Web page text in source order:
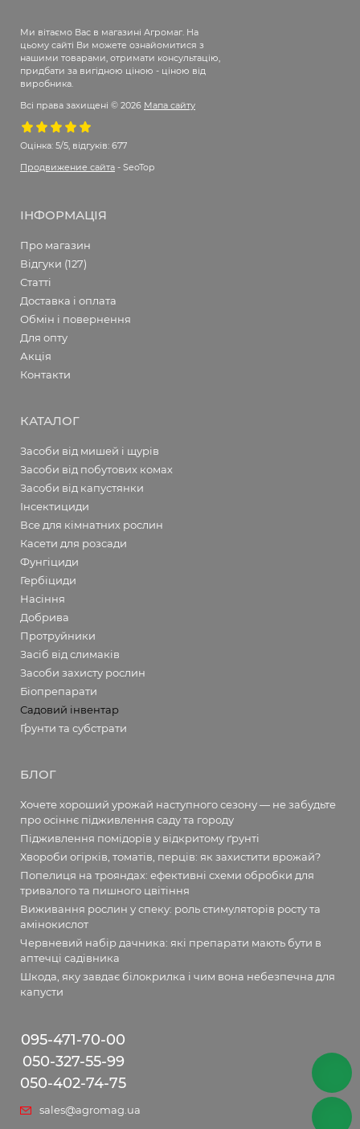
Ми вітаємо Вас в магазині Агромаг. На
цьому сайті Ви можете ознайомитися з
нашими товарами, отримати консультацію,
придбати за вигідною ціною - ціною від
виробника.
Всі права захищені © 2026 Мапа сайту
Оцінка: 5/5, відгуків: 677
Продвижение сайта - SeoTop
ІНФОРМАЦІЯ
Про магазин
Відгуки (127)
Статті
Доставка і оплата
Обмін і повернення
Для опту
Акція
Контакти
КАТАЛОГ
Засоби від мишей і щурів
Засоби від побутових комах
Засоби від капустянки
Інсектициди
Все для кімнатних рослин
Касети для розсади
Фунгіциди
Гербіциди
Насіння
Добрива
Протруйники
Засіб від слимаків
Засоби захисту рослин
Біопрепарати
Садовий інвентар
Ґрунти та субстрати
БЛОГ
Хочете хороший урожай наступного сезону — не забудьте
про осіннє підживлення саду та городу
Підживлення помідорів у відкритому ґрунті
Хвороби огірків, томатів, перців: як захистити врожай?
Попелиця на трояндах: ефективні схеми обробки для
тривалого та пишного цвітіння
Виживання рослин у спеку: роль стимуляторів росту та
амінокислот
Червневий набір дачника: які препарати мають бути в
аптечці садівника
Шкода, яку завдає білокрилка і чим вона небезпечна для
капусти
095-471-70-00
050-327-55-99
050-402-74-75
sales@agromag.ua